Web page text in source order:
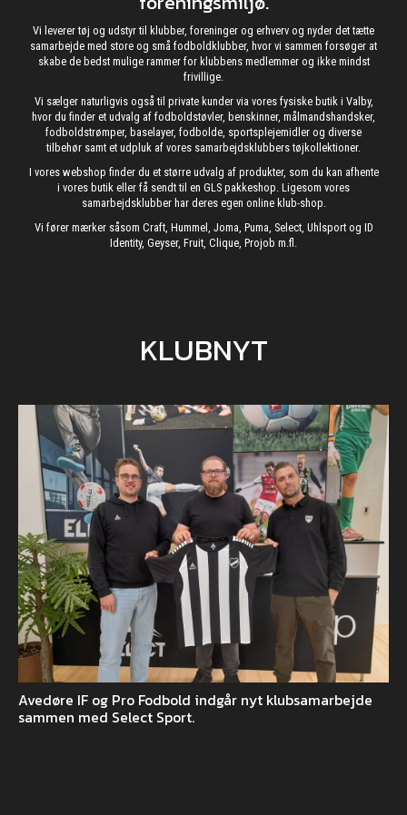
Vi leverer tøj og udstyr til klubber, foreninger og erhverv og nyder det tætte
samarbejde med store og små fodboldklubber, hvor vi sammen forsøger at
skabe de bedst mulige rammer for klubbens medlemmer og ikke mindst
frivillige.
Vi sælger naturligvis også til private kunder via vores fysiske butik i Valby,
hvor du finder et udvalg af fodboldstøvler, benskinner, målmandshandsker,
fodboldstrømper, baselayer, fodbolde, sportsplejemidler og diverse
tilbehør samt et udpluk af vores samarbejdsklubbers tøjkollektioner.
I vores webshop finder du et større udvalg af produkter, som du kan afhente
i vores butik eller få sendt til en GLS pakkeshop. Ligesom vores
samarbejdsklubber har deres egen online klub-shop.
Vi fører mærker såsom Craft, Hummel, Joma, Puma, Select, Uhlsport og ID
Identity, Geyser, Fruit, Clique, Projob m.fl.
KLUBNYT
Avedøre IF og Pro Fodbold indgår nyt klubsamarbejde
sammen med Select Sport.